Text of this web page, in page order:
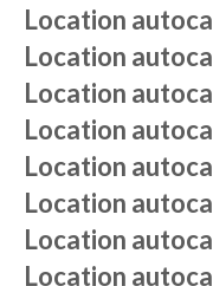
Location
Location
Location
Location
Location
Location
Location
Location